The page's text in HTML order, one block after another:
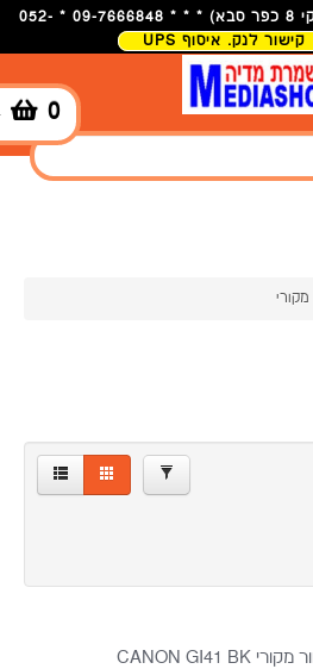
* מושב גן חיים (איסוף לוינסקי 8 כפר סבא) * * * 09-7666848 * 052-
קישור לנק. איסוף UPS
0
×
מותגים